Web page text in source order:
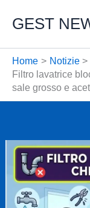
GEST
Home
Notizie
Filtro lavatrice
sale grosso e